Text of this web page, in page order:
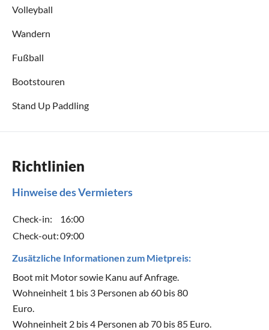
Volleyball
Wandern
Fußball
Bootstouren
Stand Up Paddling
Richtlinien
Hinweise des Vermieters
Check-in:
16:00
Check-out:09:00
Zusätzliche Informationen zum Mietpreis:
Boot mit Motor sowie Kanu auf Anfrage.
Wohneinheit 1 bis 3 Personen ab 60 bis 80
Euro.
Wohneinheit 2 bis 4 Personen ab 70 bis 85 Euro.